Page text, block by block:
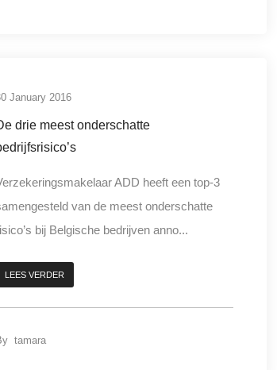
January 2016
drie meest onderschatte
ADD heeft een top-3
van de meest onderschatte
bij Belgische bedrijven anno...
LEES VERDER
tamara